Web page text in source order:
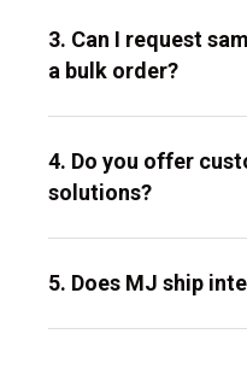
3. Can I request
a bulk order?
4. Do you offer
solutions?
5. Does MJ ship